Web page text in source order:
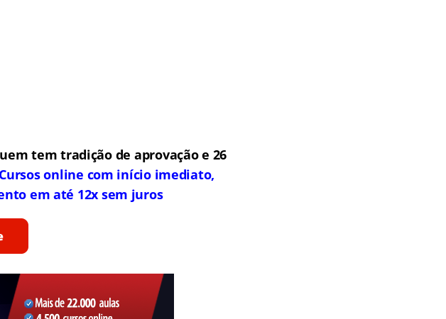
tem tradição de aprovação e 26
Cursos online com início imediato,
em até 12x sem juros